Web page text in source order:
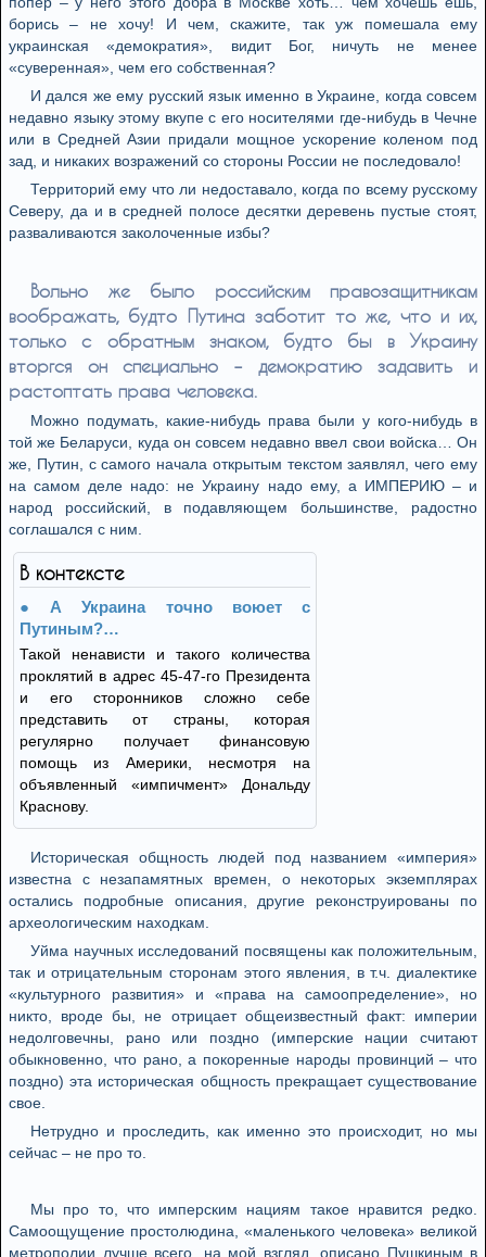
борись – не хочу! И чем, скажите, так уж помешала ему
украинская «демократия», видит Бог, ничуть не менее
«суверенная», чем его собственная?
И дался же ему русский язык именно в Украине, когда совсем
недавно языку этому вкупе с его носителями где-нибудь в Чечне
или в Средней Азии придали мощное ускорение коленом под
зад, и никаких возражений со стороны России не последовало!
Территорий ему что ли недоставало, когда по всему русскому
Северу, да и в средней полосе десятки деревень пустые стоят,
разваливаются заколоченные избы?
Вольно же было российским правозащитникам
воображать, будто Путина заботит то же, что и их,
только с обратным знаком, будто бы в Украину
вторгся он специально – демократию задавить и
растоптать права человека.
Можно подумать, какие-нибудь права были у кого-нибудь в
той же Беларуси, куда он совсем недавно ввел свои войска… Он
же, Путин, с самого начала открытым текстом заявлял, чего ему
на самом деле надо: не Украину надо ему, а ИМПЕРИЮ – и
народ российский, в подавляющем большинстве, радостно
соглашался с ним.
В контексте
А Украина точно воюет с
Путиным?…
Такой ненависти и такого количества
проклятий в адрес 45-47-го Президента
и его сторонников сложно себе
представить от страны, которая
регулярно получает финансовую
помощь из Америки, несмотря на
объявленный «импичмент» Дональду
Краснову.
Историческая общность людей под названием «империя»
известна с незапамятных времен, о некоторых экземплярах
остались подробные описания, другие реконструированы по
археологическим находкам.
Уйма научных исследований посвящены как положительным,
так и отрицательным сторонам этого явления, в т.ч. диалектике
«культурного развития» и «права на самоопределение», но
никто, вроде бы, не отрицает общеизвестный факт: империи
недолговечны, рано или поздно (имперские нации считают
обыкновенно, что рано, а покоренные народы провинций – что
поздно) эта историческая общность прекращает существование
свое.
Нетрудно и проследить, как именно это происходит, но мы
сейчас – не про то.
Мы про то, что имперским нациям такое нравится редко.
Самоощущение простолюдина, «маленького человека» великой
метрополии лучше всего, на мой взгляд, описано Пушкиным в